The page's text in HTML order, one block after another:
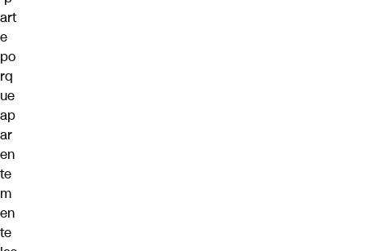
art
e
po
rq
ue
ap
ar
en
te
m
en
te